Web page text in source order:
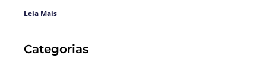
Leia Mais
Categorias